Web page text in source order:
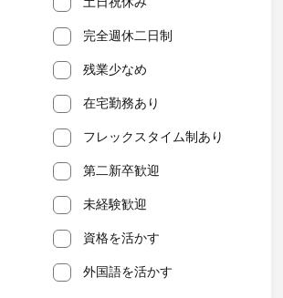
完全週休二日制
残業少なめ
在宅勤務あり
フレックスタイム制あり
第二新卒歓迎
未経験歓迎
資格を活かす
外国語を活かす